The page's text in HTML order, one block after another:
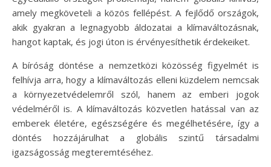
amely megköveteli a közös fellépést. A fejlődő országok,
akik gyakran a legnagyobb áldozatai a klímaváltozásnak,
hangot kaptak, és jogi úton is érvényesíthetik érdekeiket.
A bíróság döntése a nemzetközi közösség figyelmét is
felhívja arra, hogy a klímaváltozás elleni küzdelem nemcsak
a környezetvédelemről szól, hanem az emberi jogok
védelméről is. A klímaváltozás közvetlen hatással van az
emberek életére, egészségére és megélhetésére, így a
döntés hozzájárulhat a globális szintű társadalmi
igazságosság megteremtéséhez.